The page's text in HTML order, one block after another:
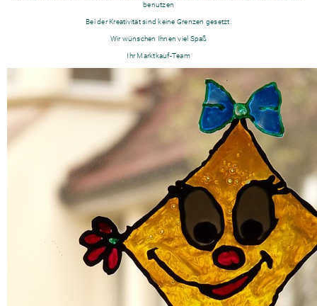
benutzen
Bei der Kreativität sind keine Grenzen gesetzt.
Wir wünschen Ihnen viel Spaß
Ihr Marktkauf-Team